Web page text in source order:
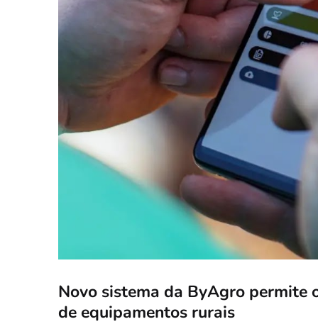
Novo sistema da ByAgro permite
de equipamentos rurais